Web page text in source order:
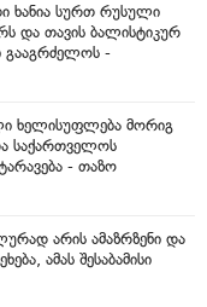
ხანია სურთ რუსული
და თავის ბალისტიკურ
გააგრძელოს -
ხელისუფლება მორიგ
საქართველოს
- თაზო
არის ამაზრზენი და
ამას შესაბამისი